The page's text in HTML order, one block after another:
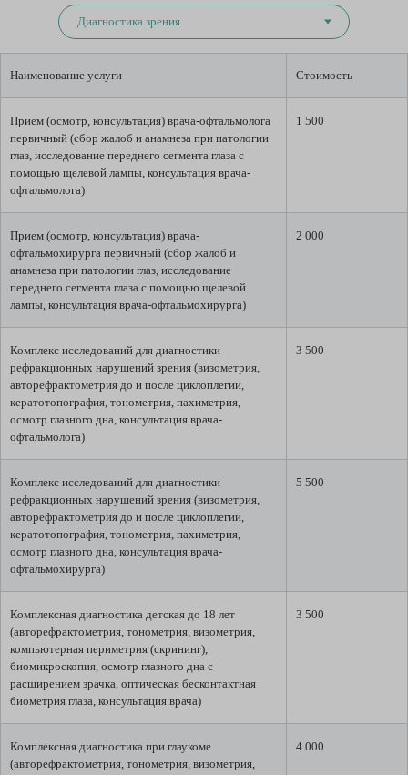
Наименование услуги Стоимость
Прием (осмотр, консультация) врача-офтальмолога
первичный (сбор жалоб и анамнеза при патологии
глаз, исследование переднего сегмента глаза с
помощью щелевой лампы, консультация врача-
офтальмолога)
1 500
Прием (осмотр, консультация) врача-
офтальмохирурга первичный (сбор жалоб и
анамнеза при патологии глаз, исследование
переднего сегмента глаза с помощью щелевой
лампы, консультация врача-офтальмохирурга)
2 000
Комплекс исследований для диагностики
рефракционных нарушений зрения (визометрия,
авторефрактометрия до и после циклоплегии,
кератотопография, тонометрия, пахиметрия,
осмотр глазного дна, консультация врача-
офтальмолога)
3 500
Комплекс исследований для диагностики
рефракционных нарушений зрения (визометрия,
авторефрактометрия до и после циклоплегии,
кератотопография, тонометрия, пахиметрия,
осмотр глазного дна, консультация врача-
офтальмохирурга)
5 500
Комплексная диагностика детская до 18 лет
(авторефрактометрия, тонометрия, визометрия,
компьютерная периметрия (скрининг),
биомикроскопия, осмотр глазного дна с
расширением зрачка, оптическая бесконтактная
биометрия глаза, консультация врача)
3 500
Комплексная диагностика при глаукоме
(авторефрактометрия, тонометрия, визометрия,
4 000